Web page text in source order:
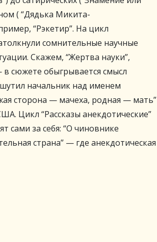
( “Дядька Микита-
“Рэкетир”. На цикл
сомнительные научные
Скажем, “Жертва науки”,
в сюжете обыгрывается смысл
начальник над именем
сторона — мачеха, родная — мать”
Цикл “Рассказы анекдотические”
сами за себя: “О чиновнике
страна” — где анекдотическая